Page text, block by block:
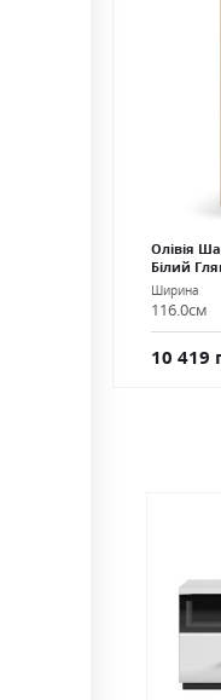
Олівія
Білий
Ширина
116.0см
10 419